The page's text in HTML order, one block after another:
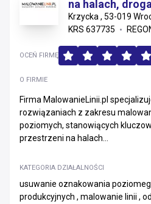
na halach,
Krzycka , 53-019
KRS 637735
O FIRMIE
Firma MalowanieLinii.pl
rozwiązaniach z zakresu
poziomych, stanowiących
przestrzeni na halach...
KATEGORIA DZIAŁALNOŚCI
usuwanie oznakowania
produkcyjnych , malowanie linii ,
OCEŃ FIRMĘ